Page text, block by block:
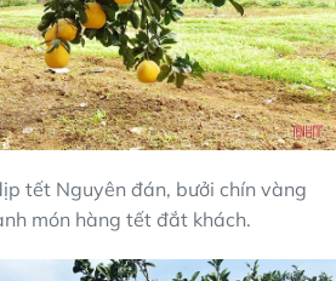
tết Nguyên đán, bưởi chín vàng
món hàng tết đắt khách.